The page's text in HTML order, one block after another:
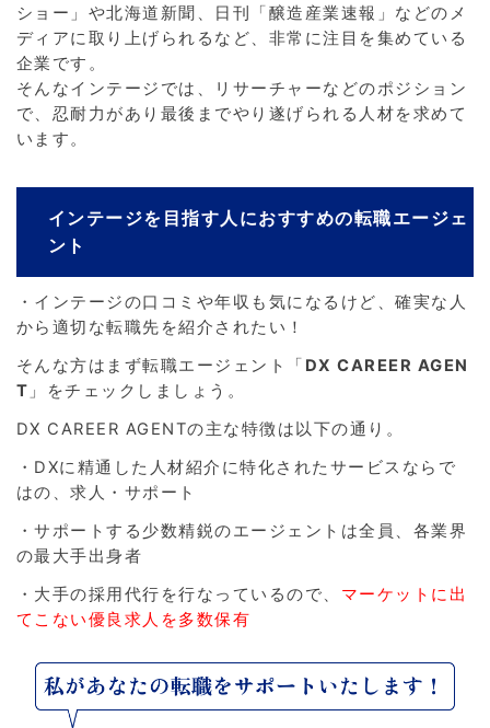
ショー」や北海道新聞、日刊「醸造産業速報」などのメ
ディアに取り上げられるなど、非常に注目を集めている
企業です。
そんなインテージでは、リサーチャーなどのポジション
で、忍耐力があり最後までやり遂げられる人材を求めて
います。
インテージを目指す人におすすめの転職エージェ
ント
・インテージの口コミや年収も気になるけど、確実な人
から適切な転職先を紹介されたい！
そんな方はまず転職エージェント「 DX CAREER AGEN
T 」をチェックしましょう。
DX CAREER AGENTの主な特徴は以下の通り。
・DXに精通した人材紹介に特化されたサービスならで
はの、求人・サポート
・サポートする少数精鋭のエージェントは全員、各業界
の最大手出身者
・大手の採用代行を行なっているので、 マーケットに出
てこない優良求人を多数保有